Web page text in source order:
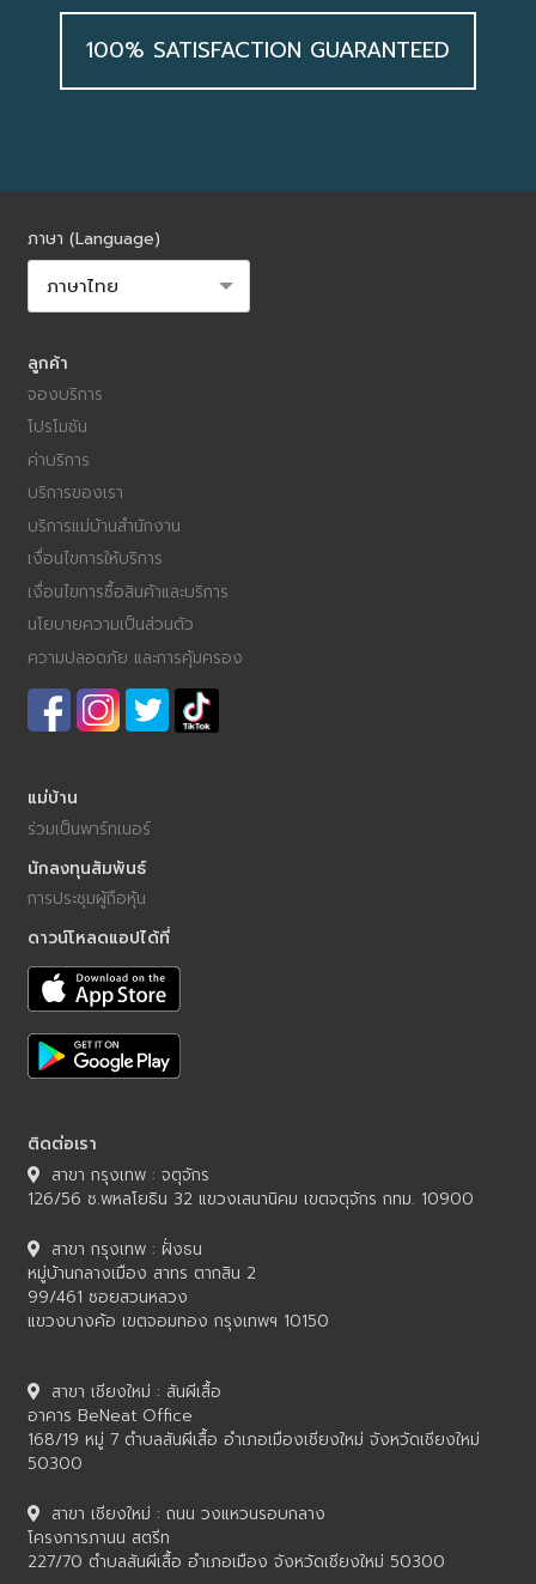
100% SATISFACTION GUARANTEED
ภาษา (Language)
ลูกค้า
จองบริการ
โปรโมชัน
ค่าบริการ
บริการของเรา
บริการแม่บ้านสำนักงาน
เงื่อนไขการให้บริการ
เงื่อนไขการซื้อสินค้าและบริการ
นโยบายความเป็นส่วนตัว
ความปลอดภัย และการคุ้มครอง
แม่บ้าน
ร่วมเป็นพาร์ทเนอร์
นักลงทุนสัมพันธ์
การประชุมผู้ถือหุ้น
ดาวน์โหลดแอปได้ที่
ติดต่อเรา
สาขา กรุงเทพ : จตุจักร
126/56 ซ.พหลโยธิน 32 แขวงเสนานิคม เขตจตุจักร กทม. 10900
สาขา กรุงเทพ : ฝั่งธน
หมู่บ้านกลางเมือง สาทร ตากสิน 2
99/461 ซอยสวนหลวง
แขวงบางค้อ เขตจอมทอง กรุงเทพฯ 10150
สาขา เชียงใหม่ : สันผีเสื้อ
อาคาร BeNeat Office
168/19 หมู่ 7 ตำบลสันผีเสื้อ อำเภอเมืองเชียงใหม่ จังหวัดเชียงใหม่
50300
สาขา เชียงใหม่ : ถนน วงแหวนรอบกลาง
โครงการภานน สตรีท
227/70 ตำบลสันผีเสื้อ อำเภอเมือง จังหวัดเชียงใหม่ 50300